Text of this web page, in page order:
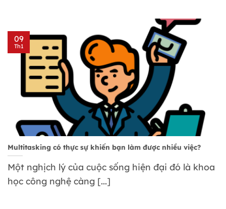
Multitasking có thực sự khiến bạn làm được nhiều việc?
Một nghịch lý của cuộc sống hiện đại đó là khoa
học công nghệ càng [...]
09
Th1